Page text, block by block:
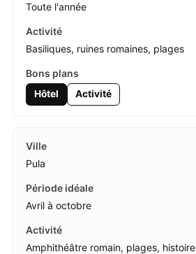
Toute l'année
Basiliques, ruines romaines, plages
Hôtel Activité
Pula
Avril à octobre
Amphithéâtre romain, plages, histoire